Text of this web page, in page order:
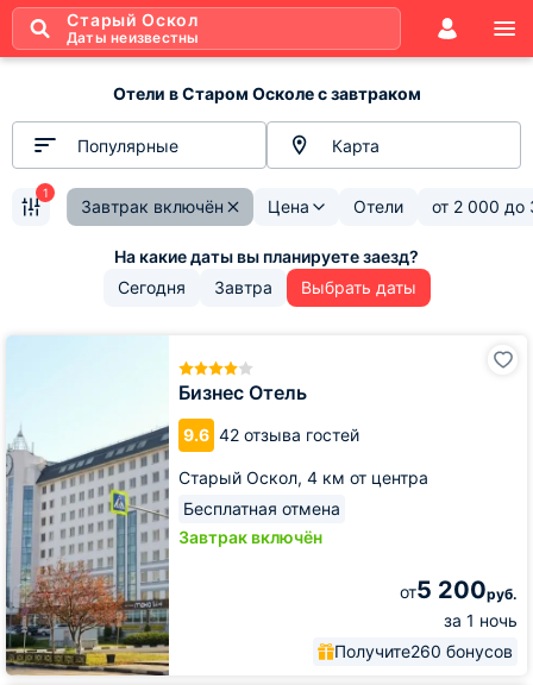
Старый Оскол
Даты неизвестны
Отели в Старом Осколе с завтраком
Популярные Карта
Завтрак включён Цена Отели от 2 000 до
1
Сегодня Завтра Выбрать даты
Бизнес Отель
9.6 42 отзыва гостей
Старый Оскол, 4 км от центра
Бесплатная отмена
Завтрак включён
от5 200руб.
за 1 ночь
Получите260 бонусов
Бизнес